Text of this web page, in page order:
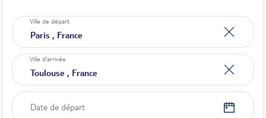
Ville de départ
Ville d'arrivée
Date de départ